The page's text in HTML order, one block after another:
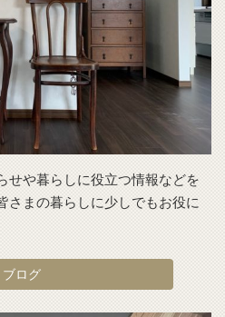
せや暮らしに役立つ情報などを
さまの暮らしに少しでもお役に
ブログ